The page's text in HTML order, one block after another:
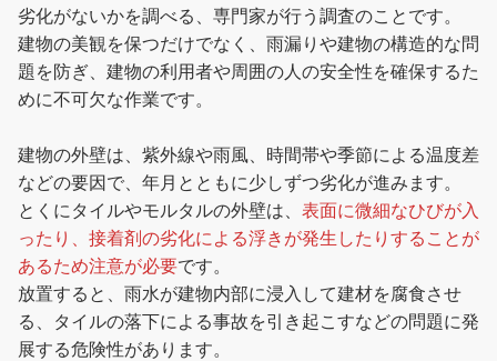
劣化がないかを調べる、専門家が行う調査のことです。
建物の美観を保つだけでなく、雨漏りや建物の構造的な問
題を防ぎ、建物の利用者や周囲の人の安全性を確保するた
めに不可欠な作業です。
建物の外壁は、紫外線や雨風、時間帯や季節による温度差
などの要因で、年月とともに少しずつ劣化が進みます。
とくにタイルやモルタルの外壁は、 表面に微細なひびが入
ったり、接着剤の劣化による浮きが発生したりすることが
あるため注意が必要です。
放置すると、雨水が建物内部に浸入して建材を腐食させ
る、タイルの落下による事故を引き起こすなどの問題に発
展する危険性があります。